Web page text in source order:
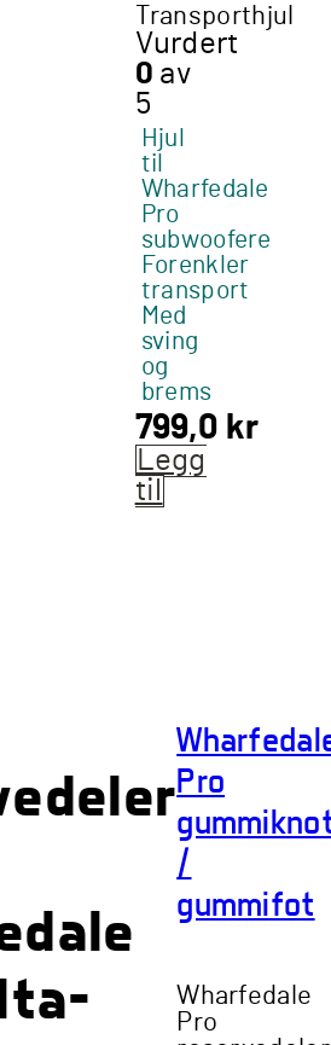
Transporthjul
Vurdert
0 av
5
Hjul
til
Wharfedale
Pro
subwoofere
Forenkler
transport
Med
sving
og
brems
799,0 kr
Legg
til
Pro
/
gummifot
Wharfedale
Pro